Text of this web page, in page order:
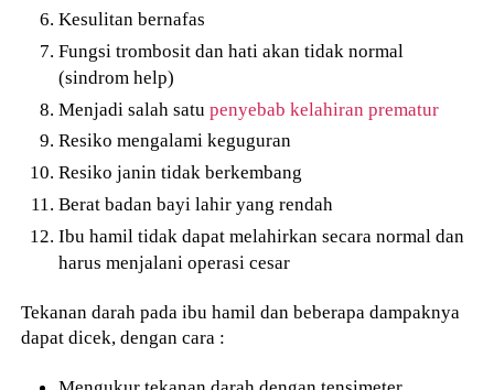
Kesulitan bernafas
Fungsi trombosit dan hati akan tidak normal
(sindrom help)
Menjadi salah satupenyebab kelahiran prematur
Resiko mengalami keguguran
Resiko janin tidak berkembang
Berat badan bayi lahir yang rendah
Ibu hamil tidak dapat melahirkan secara normal dan
harus menjalani operasi cesar
Tekanan darah pada ibu hamil dan beberapa dampaknya
dapat dicek, dengan cara :